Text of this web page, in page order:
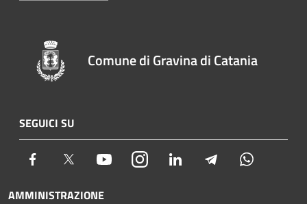
Comune di Gravina di Catania
SEGUICI SU
Facebook Twitter YoutubeInstagram LinkedIn Telegram
AMMINISTRAZIONE